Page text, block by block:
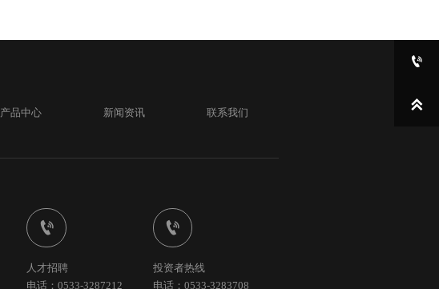
产品中心 新闻资讯 联系我们

人才招聘
电话：0533-3287212

投资者热线
电话：0533-3283708

